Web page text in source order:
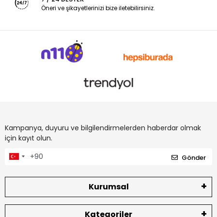
Öneri ve şikayetlerinizi bize iletebilirsiniz.
Kampanya, duyuru ve bilgilendirmelerden haberdar olmak
için kayıt olun.
Gönder
Kurumsal
Kategoriler